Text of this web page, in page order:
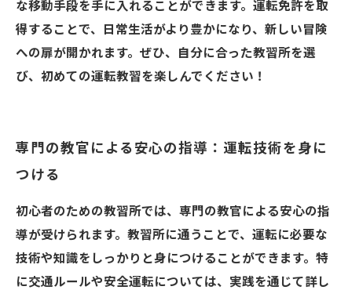
な移動手段を手に入れることができます。運転免許を取
得することで、日常生活がより豊かになり、新しい冒険
への扉が開かれます。ぜひ、自分に合った教習所を選
び、初めての運転教習を楽しんでください！
専門の教官による安心の指導：運転技術を身に
つける
初心者のための教習所では、専門の教官による安心の指
導が受けられます。教習所に通うことで、運転に必要な
技術や知識をしっかりと身につけることができます。特
に交通ルールや安全運転については、実践を通じて詳し